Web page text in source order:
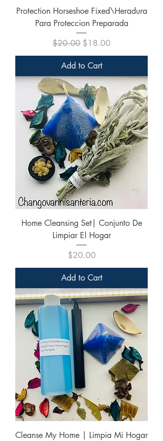
Protection Horseshoe Fixed\Heradura
Para Proteccion Preparada
Regular Price
$20.00 Sale Price
$18.00
Add to Cart
Home Cleansing Set| Conjunto De
Limpiar El Hogar
Price
$20.00
Add to Cart
Cleanse My Home | Limpia Mi Hogar